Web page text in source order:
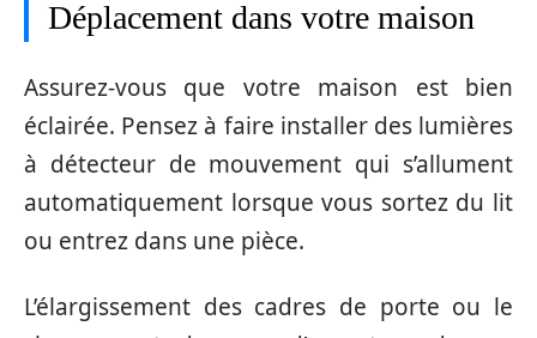
Déplacement dans votre maison
Assurez-vous que votre maison est bien
éclairée. Pensez à faire installer des lumières
à détecteur de mouvement qui s’allument
automatiquement lorsque vous sortez du lit
ou entrez dans une pièce.
L’élargissement des cadres de porte ou le